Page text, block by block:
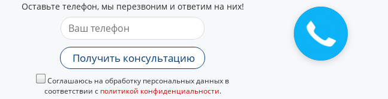
Оставьте телефон, мы перезвоним и ответим на них!
Получить консультацию
Соглашаюсь на обработку персональных данных в
соответствии с политикой конфиденциальности.
Закажите
звонок